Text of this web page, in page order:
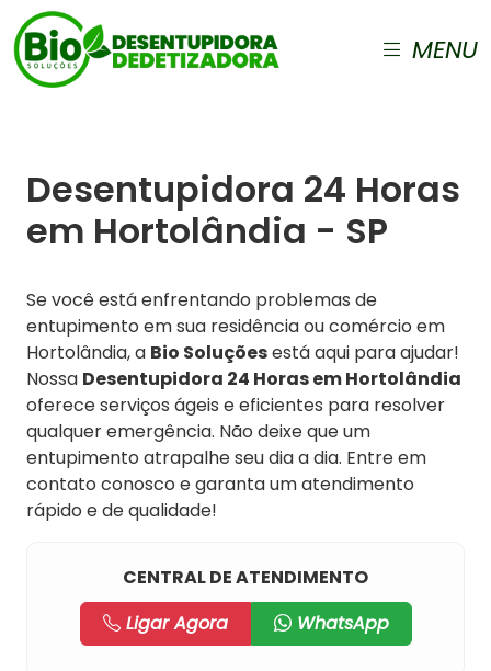
MENU
Desentupidora 24 Horas
em Hortolândia - SP
Se você está enfrentando problemas de
entupimento em sua residência ou comércio em
Hortolândia, a Bio Soluçõesestá aqui para ajudar!
Nossa Desentupidora 24 Horas em Hortolândia
oferece serviços ágeis e eficientes para resolver
qualquer emergência. Não deixe que um
entupimento atrapalhe seu dia a dia. Entre em
contato conosco e garanta um atendimento
rápido e de qualidade!
CENTRAL DE ATENDIMENTO
Ligar Agora
WhatsApp